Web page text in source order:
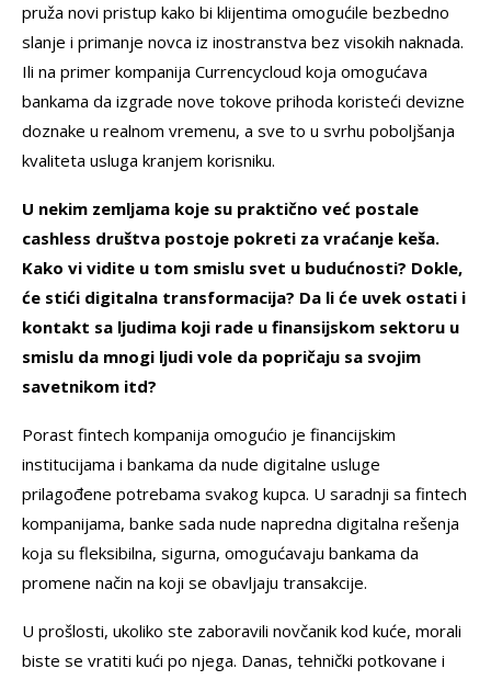
pruža novi pristup kako bi klijentima omogućile bezbedno
slanje i primanje novca iz inostranstva bez visokih naknada.
Ili na primer kompanija Currencycloud koja omogućava
bankama da izgrade nove tokove prihoda koristeći devizne
doznake u realnom vremenu, a sve to u svrhu poboljšanja
kvaliteta usluga kranjem korisniku.
U nekim zemljama koje su praktično već postale
cashless društva postoje pokreti za vraćanje keša.
Kako vi vidite u tom smislu svet u budućnosti? Dokle,
će stići digitalna transformacija? Da li će uvek ostati i
kontakt sa ljudima koji rade u finansijskom sektoru u
smislu da mnogi ljudi vole da popričaju sa svojim
savetnikom itd?
Porast fintech kompanija omogućio je financijskim
institucijama i bankama da nude digitalne usluge
prilagođene potrebama svakog kupca. U saradnji sa fintech
kompanijama, banke sada nude napredna digitalna rešenja
koja su fleksibilna, sigurna, omogućavaju bankama da
promene način na koji se obavljaju transakcije.
U prošlosti, ukoliko ste zaboravili novčanik kod kuće, morali
biste se vratiti kući po njega. Danas, tehnički potkovane i